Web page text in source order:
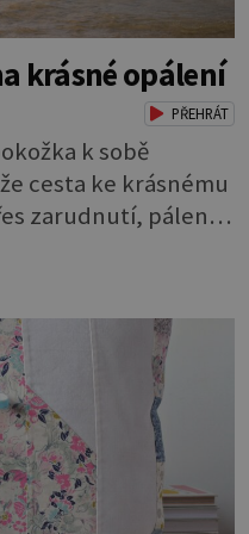
krásné opálení
PŘEHRÁT
k sobě
cesta ke krásnému
zarudnutí, pálení a
není
ale reakcí na
chcete, aby pleť i
hladce a opálení
se začít s přípravou
dovolenou.